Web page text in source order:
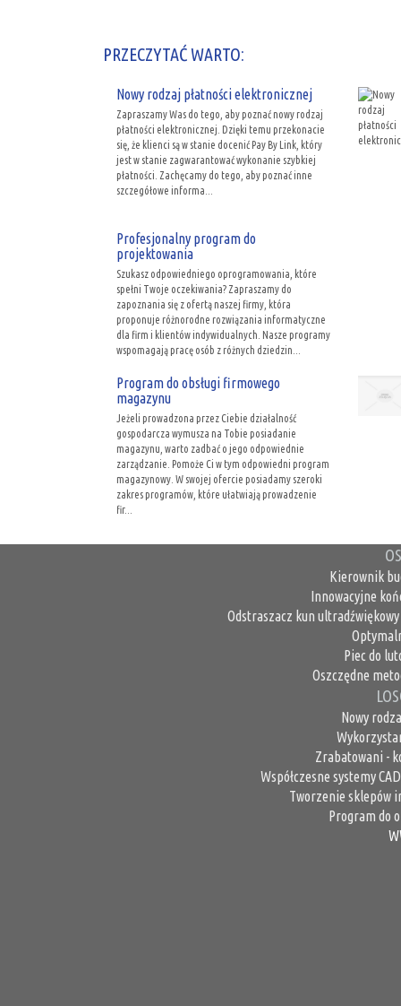
PRZECZYTAĆ WARTO:
Nowy rodzaj płatności elektronicznej
Zapraszamy Was do tego, aby poznać nowy rodzaj
płatności elektronicznej. Dzięki temu przekonacie
się, że klienci są w stanie docenić Pay By Link, który
jest w stanie zagwarantować wykonanie szybkiej
płatności. Zachęcamy do tego, aby poznać inne
szczegółowe informa...
Profesjonalny program do
projektowania
Szukasz odpowiedniego oprogramowania, które
spełni Twoje oczekiwania? Zapraszamy do
zapoznania się z ofertą naszej firmy, która
proponuje różnorodne rozwiązania informatyczne
dla firm i klientów indywidualnych. Nasze programy
wspomagają pracę osób z różnych dziedzin...
Program do obsługi firmowego
magazynu
Jeżeli prowadzona przez Ciebie działalność
gospodarcza wymusza na Tobie posiadanie
magazynu, warto zadbać o jego odpowiednie
zarządzanie. Pomoże Ci w tym odpowiedni program
magazynowy. W swojej ofercie posiadamy szeroki
zakres programów, które ułatwiają prowadzenie
fir...
Kierownik
Innowacyjne
Odstraszacz kun
Piec do
Oszczędne
Nowy
Zrabatowani -
Współczesne systemy
Tworzenie sklepów
Program do